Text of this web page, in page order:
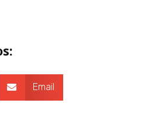
Email